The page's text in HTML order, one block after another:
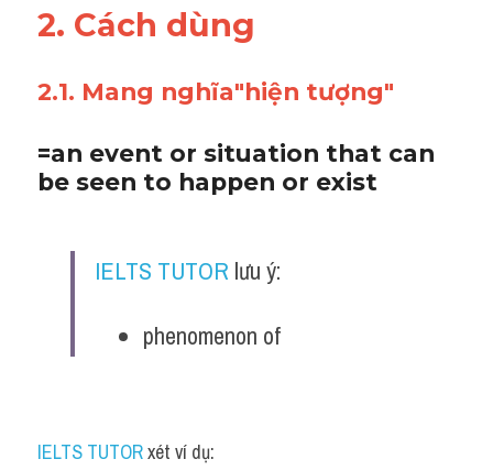
2. Cách dùng
2.1. Mang nghĩa"hiện tượng"
=an event or situation that can
be seen to happen or exist
IELTS TUTOR lưu ý:
phenomenon of
IELTS TUTOR xét ví dụ: